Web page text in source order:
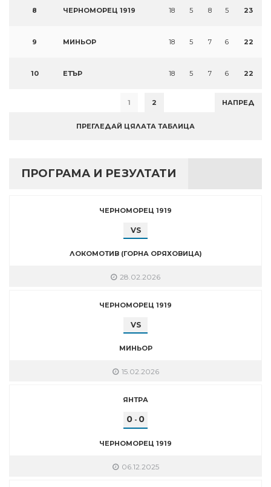
8 ЧЕРНОМОРЕЦ 1919 18 5 8 5 23
9 МИНЬОР 18 5 7 6 22
10 ЕТЪР 18 5 7 6 22
1 2 НАПРЕД
ПРЕГЛЕДАЙ ЦЯЛАТА ТАБЛИЦА
ПРОГРАМА И РЕЗУЛТАТИ
ЧЕРНОМОРЕЦ 1919
VS
ЛОКОМОТИВ (ГОРНА ОРЯХОВИЦА)
28.02.2026
ЧЕРНОМОРЕЦ 1919
VS
МИНЬОР
15.02.2026
ЯНТРА
0 - 0
ЧЕРНОМОРЕЦ 1919
06.12.2025